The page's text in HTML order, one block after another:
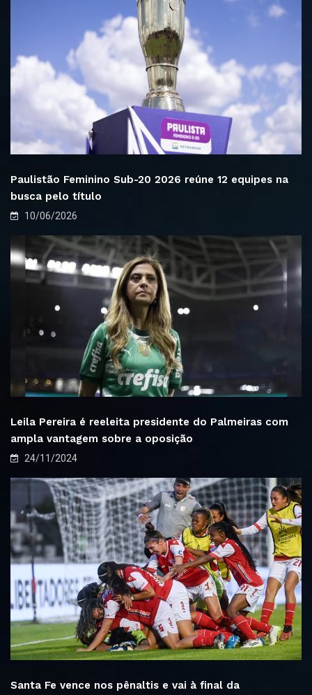
Paulistão Feminino Sub-20 2026 reúne 12 equipes na
busca pelo título
10/06/2026
Leila Pereira é reeleita presidente do Palmeiras com
ampla vantagem sobre a oposição
24/11/2024
Santa Fe vence nos pênaltis e vai à final da